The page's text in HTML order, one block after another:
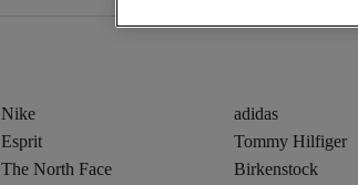
Nike
adidas
Esprit
Tommy Hilfiger
The North Face
Birkenstock